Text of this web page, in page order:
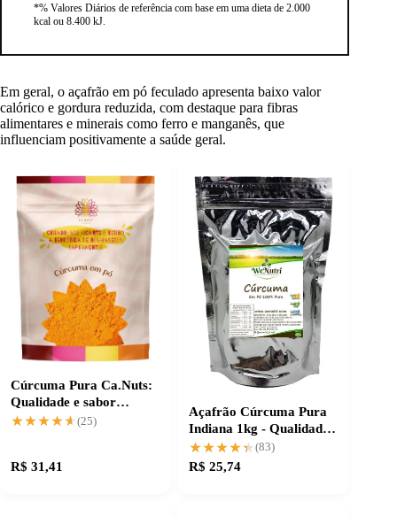
*% Valores Diários de referência com base em uma dieta de 2.000
kcal ou 8.400 kJ.
Em geral, o açafrão em pó feculado apresenta baixo valor
calórico e gordura reduzida, com destaque para fibras
alimentares e minerais como ferro e manganês, que
influenciam positivamente a saúde geral.
Cúrcuma Pura Ca.Nuts:
Qualidade e sabor
autêntico
★★★★★
★★★★★ (25)
R$ 31,41
Açafrão Cúrcuma Pura
Indiana 1kg - Qualidade e
Pureza
★★★★★
★★★★★(83)
R$ 25,74